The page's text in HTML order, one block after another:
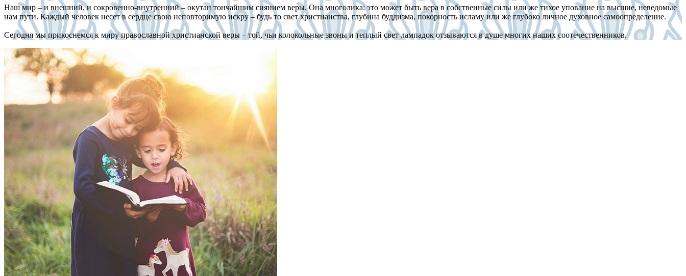
Наш мир – и внешний, и сокровенно-внутренний – окутан тончайшим сиянием веры. Она многолика: это может быть вера в собственные силы или же тихое упование на высшие, неведомые
нам пути. Каждый человек несет в сердце свою неповторимую искру – будь то свет христианства, глубина буддизма, покорность исламу или же глубоко личное духовное самоопределение.
Сегодня мы прикоснемся к миру православной христианской веры – той, чьи колокольные звоны и теплый свет лампадок отзываются в душе многих наших соотечественников.